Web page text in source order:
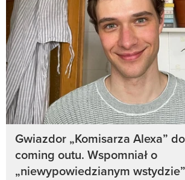
Gwiazdor „Komisarza Alexa”
coming outu. Wspomniał o
„niewypowiedzianym wstydzie”